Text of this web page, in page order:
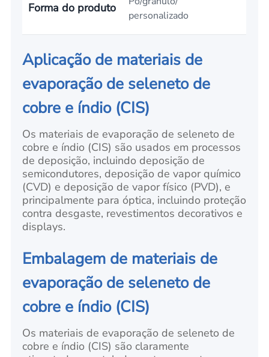
Forma do produto
personalizado
Aplicação de materiais de
evaporação de seleneto de
cobre e índio (CIS)
Os materiais de evaporação de seleneto de
cobre e índio (CIS) são usados em processos
de deposição, incluindo deposição de
semicondutores, deposição de vapor químico
(CVD) e deposição de vapor físico (PVD), e
principalmente para óptica, incluindo proteção
contra desgaste, revestimentos decorativos e
displays.
Embalagem de materiais de
evaporação de seleneto de
cobre e índio (CIS)
Os materiais de evaporação de seleneto de
cobre e índio (CIS) são claramente